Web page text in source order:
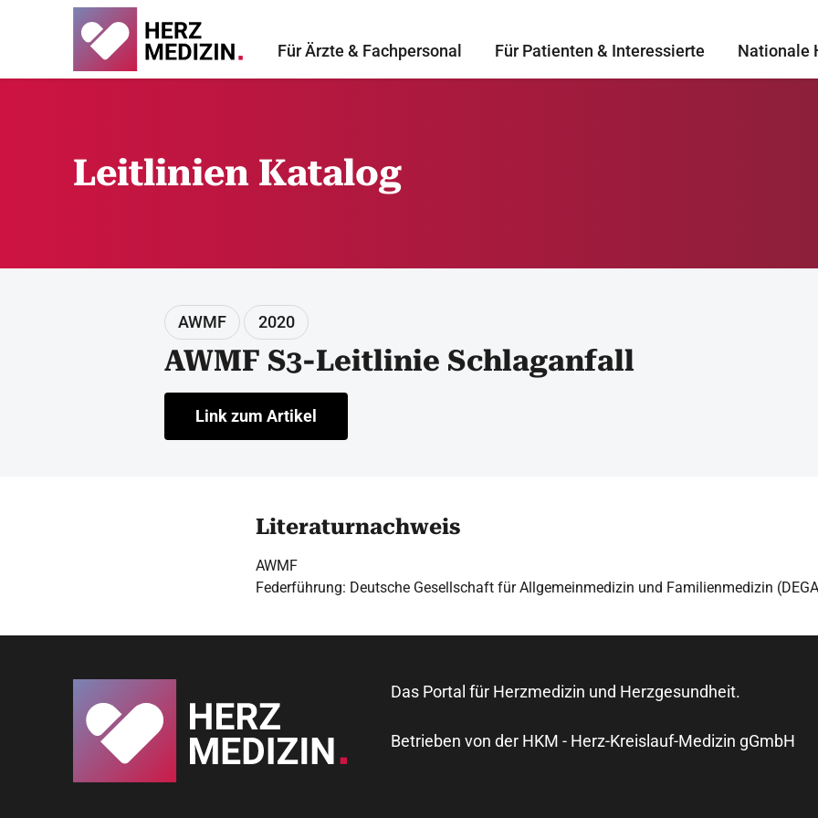
Für Ärzte & Fachpersonal Für Patienten & Interessierte Nationale
Leitlinien Katalog
AWMF 2020
AWMF S3-Leitlinie Schlaganfall
Link zum Artikel
Literaturnachweis
AWMF
Federführung: Deutsche Gesellschaft für Allgemeinmedizin und Familienmedizin
Das Portal für Herzmedizin und Herzgesundheit.
Betrieben von der HKM - Herz-Kreislauf-Medizin gGmbH